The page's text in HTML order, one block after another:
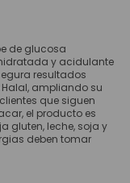
de glucosa
y acidulante
resultados
ampliando su
que siguen
el producto es
gluten, leche, soja y
deben tomar